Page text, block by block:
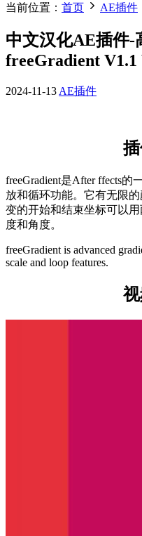
当前位置： 首页 AE插件
中文汉化AE插件-
freeGradient
2024-11-13 AE插件
freeGradient是After ffects
放和循环功能。它有无限
变的开始和结束坐标可以
度和角度。
freeGradient is advanced
scale and loop features.